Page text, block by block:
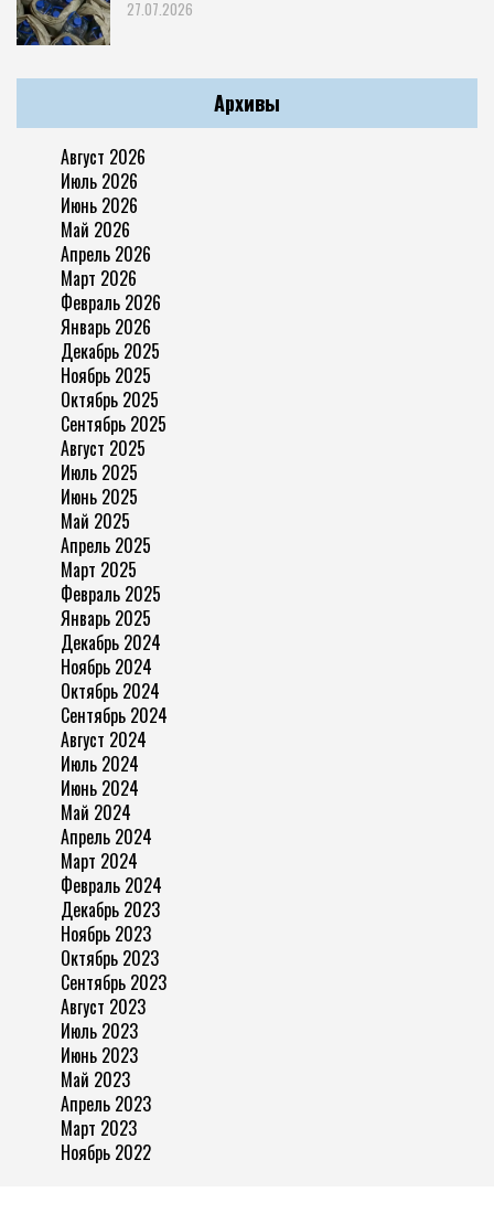
27.07.2026
Архивы
Август 2026
Июль 2026
Июнь 2026
Май 2026
Апрель 2026
Март 2026
Февраль 2026
Январь 2026
Декабрь 2025
Ноябрь 2025
Октябрь 2025
Сентябрь 2025
Август 2025
Июль 2025
Июнь 2025
Май 2025
Апрель 2025
Март 2025
Февраль 2025
Январь 2025
Декабрь 2024
Ноябрь 2024
Октябрь 2024
Сентябрь 2024
Август 2024
Июль 2024
Июнь 2024
Май 2024
Апрель 2024
Март 2024
Февраль 2024
Декабрь 2023
Ноябрь 2023
Октябрь 2023
Сентябрь 2023
Август 2023
Июль 2023
Июнь 2023
Май 2023
Апрель 2023
Март 2023
Ноябрь 2022